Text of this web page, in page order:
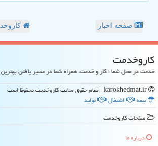
صفحه اخبار
كاروخدمت
خدمت در محل شما ؛ کار و خدمت، همراه شما در مسیر یافتن
بیمه
اشتغال
تولید
صفحات كاروخدمت
درباره ما